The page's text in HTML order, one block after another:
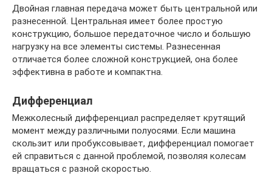
Двойная главная передача может быть центральной или
разнесенной. Центральная имеет более простую
конструкцию, большое передаточное число и большую
нагрузку на все элементы системы. Разнесенная
отличается более сложной конструкцией, она более
эффективна в работе и компактна.
Дифференциал
Межколесный дифференциал распределяет крутящий
момент между различными полуосями. Если машина
скользит или пробуксовывает, дифференциал помогает
ей справиться с данной проблемой, позволяя колесам
вращаться с разной скоростью.